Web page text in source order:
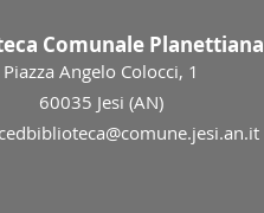
Comunale Planettiana
Piazza Angelo Colocci, 1
60035 Jesi (AN)